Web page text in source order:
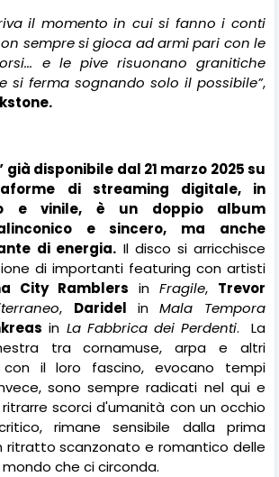
il momento in cui si fanno i conti
sempre si gioca ad armi pari con le
e le pive risuonano granitiche
si ferma sognando solo il possibile”,
disponibile dal 21 marzo 2025 su
di streaming digitale, in
e vinile, è un doppio album
e sincero, ma anche
di energia. Il disco si arricchisce
di importanti featuring con artisti
City Ramblers in Fragile, Trevor
, Daridel inMala Tempora
in La Fabbrica dei Perdenti.
La
tra cornamuse, arpa e altri
il loro fascino, evocano tempi
sono sempre radicati nel qui e
scorci d'umanità con un occhio
rimane sensibile dalla prima
ritratto scanzonato e romantico delle
che ci circonda.